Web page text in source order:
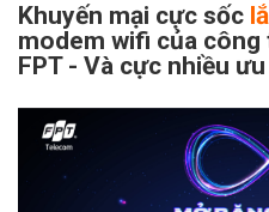
Khuyến mại cực sốc
modem wifi của
FPT - Và cực nhiều